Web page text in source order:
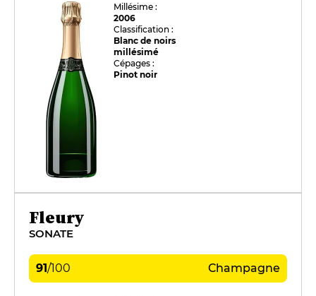
Millésime :
2006
Classification :
Blanc de noirs
millésimé
Cépages :
Pinot noir
Fleury
SONATE
91/100 Champagne